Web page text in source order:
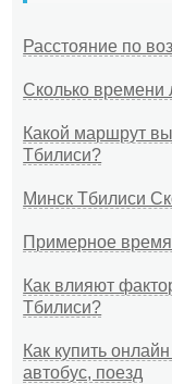
Расстояние по
Сколько времени
Какой маршрут
Тбилиси?
Минск Тбилиси
Примерное
Как влияют
Тбилиси?
Как купить
автобус, поезд